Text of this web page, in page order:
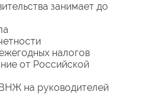
занимает до
налогов
от Российской
на руководителей